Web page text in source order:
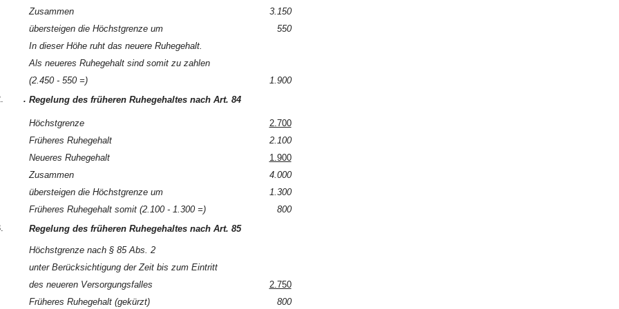
Zusammen
3.150
übersteigen die Höchstgrenze um
550
In dieser Höhe ruht das neuere Ruhegehalt.
Als neueres Ruhegehalt sind somit zu zahlen
(2.450 - 550 =)
1.900
. Regelung des früheren Ruhegehaltes nach Art. 84
Höchstgrenze
2.700
Früheres Ruhegehalt
2.100
Neueres Ruhegehalt
1.900
Zusammen
4.000
übersteigen die Höchstgrenze um
1.300
Früheres Ruhegehalt somit (2.100 - 1.300 =)
800
Regelung des früheren Ruhegehaltes nach Art. 85
Höchstgrenze nach § 85 Abs. 2
unter Berücksichtigung der Zeit bis zum Eintritt
des neueren Versorgungsfalles
2.750
Früheres Ruhegehalt (gekürzt)
800